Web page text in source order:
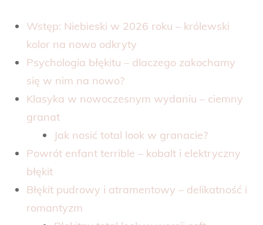
Wstęp: Niebieski w 2026 roku – królewski
kolor na nowo odkryty
Psychologia błękitu – dlaczego zakochamy
się w nim na nowo?
Klasyka w nowoczesnym wydaniu – ciemny
granat
Jak nosić total look w granacie?
Powrót enfant terrible – kobalt i elektryczny
błękit
Błękit pudrowy i atramentowy – delikatność i
romantyzm